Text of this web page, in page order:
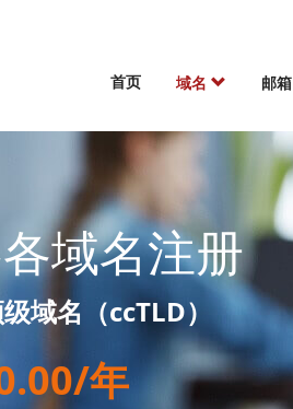
首页 域名 邮箱
域名注册
域名（ccTLD）
年